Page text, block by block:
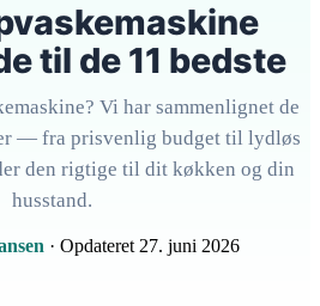
til de 11 bedste
Vi har sammenlignet de
— fra prisvenlig budget til lydløs
den rigtige til dit køkken og din
husstand.
· Opdateret 27. juni 2026